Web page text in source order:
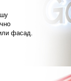
фасад.